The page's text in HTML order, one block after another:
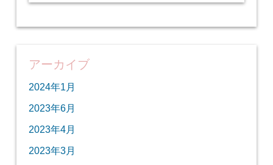
アーカイブ
2024年1月
2023年6月
2023年4月
2023年3月